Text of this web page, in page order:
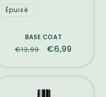
Épuisé
BASE COAT
Prix
€13,99
Prix
€6,99